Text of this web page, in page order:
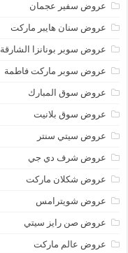
عروض سفير عجمان
عروض سنان هايبر ماركت
عروض سوبر بونانزا الشارقة
عروض سوبر ماركت فاطمة
عروض سوق المبارك
عروض سوق بلانيت
عروض سيتي سنتر
عروض شرف دي جي
عروض شكلان ماركت
عروض شويترامس
عروض صن رايز سيتي
عروض عالم ماركت